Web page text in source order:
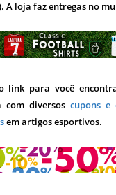
A loja faz entregas no
link para você
com diversos cupons e
em artigos esportivos.